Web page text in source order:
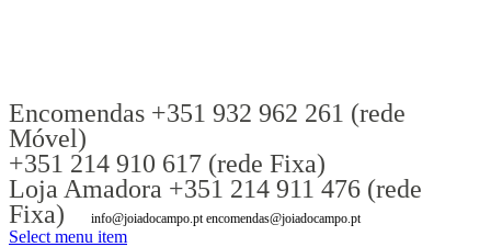
Encomendas +351 932 962 261 (rede
Móvel)
+351 214 910 617 (rede Fixa)
Loja Amadora +351 214 911 476 (rede
Fixa)
info@joiadocampo.pt encomendas@joiadocampo.pt
Select menu item